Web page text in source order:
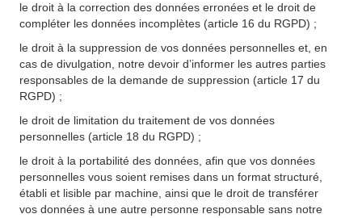
le droit à la correction des données erronées et le droit de
compléter les données incomplètes (article 16 du RGPD) ;
le droit à la suppression de vos données personnelles et, en
cas de divulgation, notre devoir d’informer les autres parties
responsables de la demande de suppression (article 17 du
RGPD) ;
le droit de limitation du traitement de vos données
personnelles (article 18 du RGPD) ;
le droit à la portabilité des données, afin que vos données
personnelles vous soient remises dans un format structuré,
établi et lisible par machine, ainsi que le droit de transférer
vos données à une autre personne responsable sans notre